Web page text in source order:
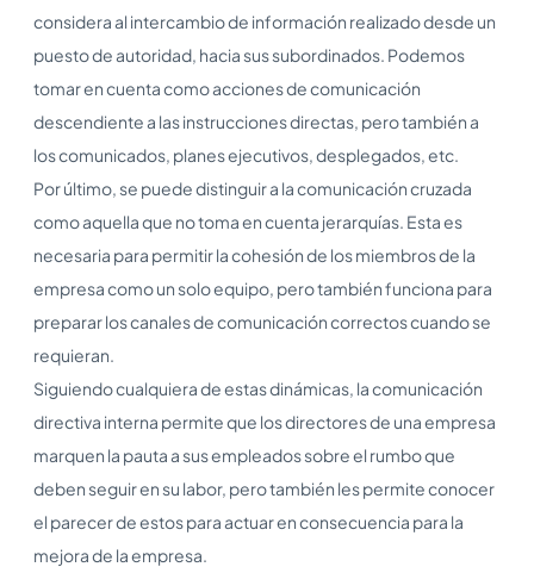
considera al intercambio de información realizado desde un
puesto de autoridad, hacia sus subordinados. Podemos
tomar en cuenta como acciones de comunicación
descendiente a las instrucciones directas, pero también a
los comunicados, planes ejecutivos, desplegados, etc.
Por último, se puede distinguir a la comunicación cruzada
como aquella que no toma en cuenta jerarquías. Esta es
necesaria para permitir la cohesión de los miembros de la
empresa como un solo equipo, pero también funciona para
preparar los canales de comunicación correctos cuando se
requieran.
Siguiendo cualquiera de estas dinámicas, la comunicación
directiva interna permite que los directores de una empresa
marquen la pauta a sus empleados sobre el rumbo que
deben seguir en su labor, pero también les permite conocer
el parecer de estos para actuar en consecuencia para la
mejora de la empresa.